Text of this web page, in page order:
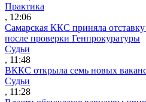
Практика
, 12:06
Самарская ККС приняла
после проверки Генпрокуратуры
Судьи
, 11:48
ВККС открыла семь новых
Судьи
, 11:28